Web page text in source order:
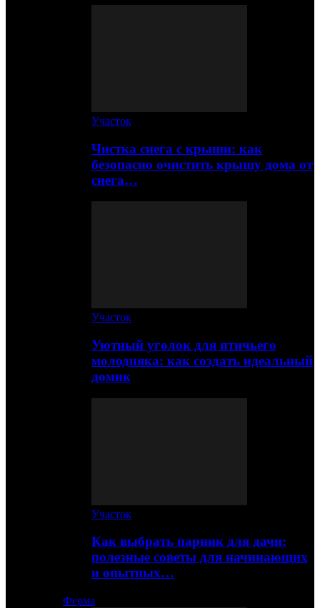
Участок
Чистка снега с крыши: как
безопасно очистить крышу дома от
снега…
Участок
Уютный уголок для птичьего
молодняка: как создать идеальный
домик
Участок
Как выбрать парник для дачи:
полезные советы для начинающих
и опытных…
Ферма